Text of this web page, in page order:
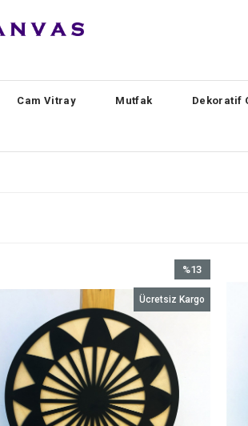
Cam Vitray Mutfak Dekoratif
%13
İndirim
%13İndirim
Ücretsiz Kargo